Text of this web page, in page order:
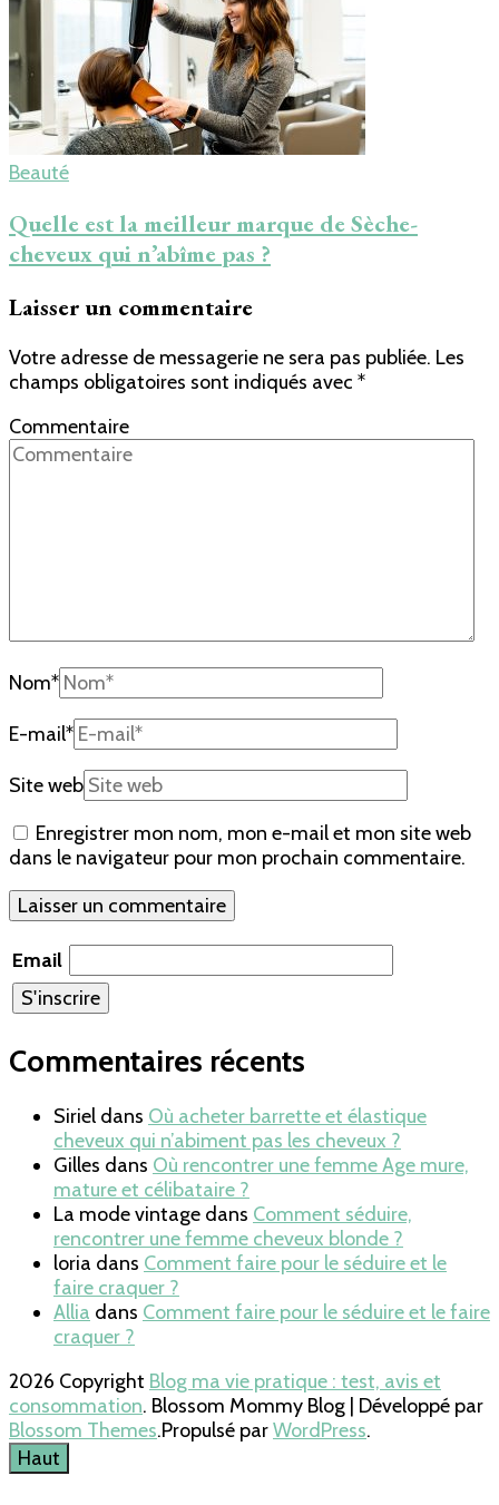
Beauté
Quelle est la meilleur marque de Sèche-
cheveux qui n’abîme pas ?
Laisser un commentaire
Votre adresse de messagerie ne sera pas publiée. Les
champs obligatoires sont indiqués avec *
Commentaire
Nom*
E-mail*
Site web
Enregistrer mon nom, mon e-mail et mon site web
dans le navigateur pour mon prochain commentaire.
Email
Commentaires récents
Siriel dans Où acheter barrette et élastique
cheveux qui n’abiment pas les cheveux ?
Gilles dans Où rencontrer une femme Age mure,
mature et célibataire ?
La mode vintage dans Comment séduire,
rencontrer une femme cheveux blonde ?
loria dans Comment faire pour le séduire et le
faire craquer ?
Allia dans Comment faire pour le séduire et le faire
craquer ?
2026 Copyright Blog ma vie pratique : test, avis et
consommation. Blossom Mommy Blog | Développé par
Blossom Themes.Propulsé parWordPress.
Haut